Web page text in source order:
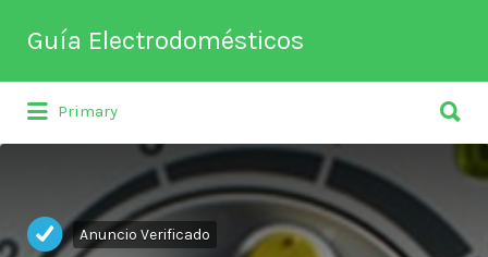
Guía Electrodomésticos
Directorio de empresas relacionadas
fabricación entre otros de
electrodomésticos y climatización.
Buscar
por:
Primary
por:
Anuncio Verificado